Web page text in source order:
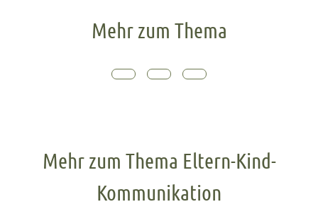
Mehr zum Thema
Mehr zum Thema Eltern-Kind-
Kommunikation